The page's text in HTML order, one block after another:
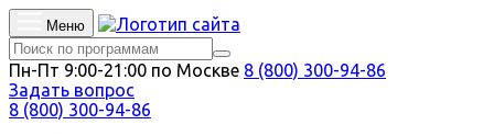
Меню
Пн-Пт 9:00-21:00 по Москве 8 (800) 300-94-86
Задать вопрос
8 (800) 300-94-86